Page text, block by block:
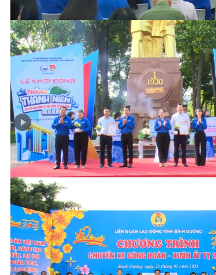
Phát động Tháng thanh niên năm 2025